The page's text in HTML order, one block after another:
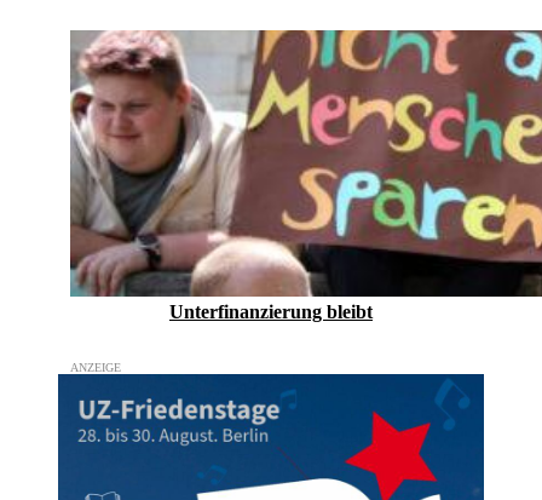
Unterfinanzierung bleibt